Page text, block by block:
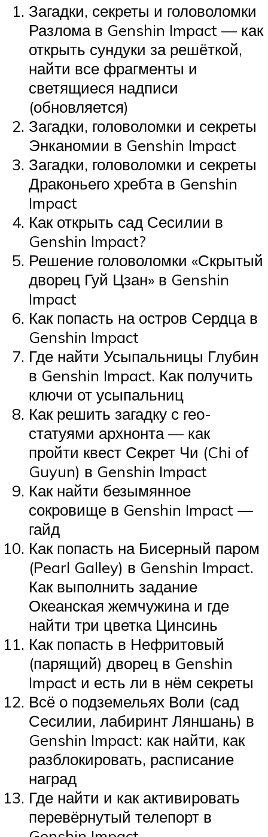
Загадки, секреты и головоломки
Разлома в Genshin Impact — как
открыть сундуки за решёткой,
найти все фрагменты и
светящиеся надписи
(обновляется)
Загадки, головоломки и секреты
Энканомии в Genshin Impact
Загадки, головоломки и секреты
Драконьего хребта в Genshin
Impaсt
Как открыть сад Сесилии в
Genshin Impact?
Решение головоломки «Скрытый
дворец Гуй Цзан» в Genshin
Impact
Как попасть на остров Сердца в
Genshin Impact
Где найти Усыпальницы Глубин
в Genshin Impact. Как получить
ключи от усыпальниц
Как решить загадку с гео-
статуями архнонта — как
пройти квест Секрет Чи (Chi of
Guyun) в Genshin Impact
Как найти безымянное
сокровище в Genshin Impact —
гайд
Как попасть на Бисерный паром
(Pearl Galley) в Genshin Impact.
Как выполнить задание
Океанская жемчужина и где
найти три цветка Цинсинь
Как попасть в Нефритовый
(парящий) дворец в Genshin
Impact и есть ли в нём секреты
Всё о подземельях Воли (сад
Сесилии, лабиринт Ляншань) в
Genshin Impact: как найти, как
разблокировать, расписание
наград
Где найти и как активировать
перевёрнутый телепорт в